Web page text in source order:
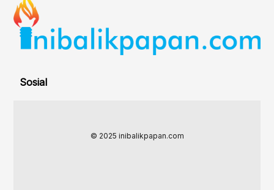
Sosial
© 2025 inibalikpapan.com